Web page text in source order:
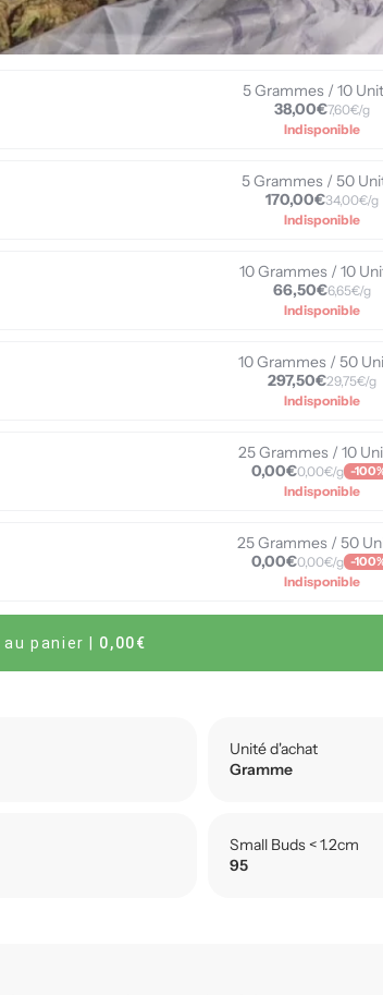
5 Grammes / 10
38,00€7,60€/g
Indisponible
5 Grammes / 50
170,00€34,00€/g
Indisponible
10 Grammes / 10
66,50€6,65€/g
Indisponible
10 Grammes / 50
297,50€29,75€/g
Indisponible
25 Grammes / 10
0,00€0,00€/g -
Indisponible
25 Grammes / 50
0,00€0,00€/g -
Indisponible
panier 0,00€
Unité d'achat
Gramme
Small Buds < 1.2cm
95